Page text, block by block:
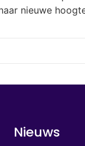
nieuwe
Nieuws